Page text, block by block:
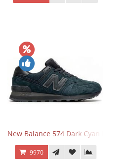
New Balance 574 Dark Cyan Black Suede
9970